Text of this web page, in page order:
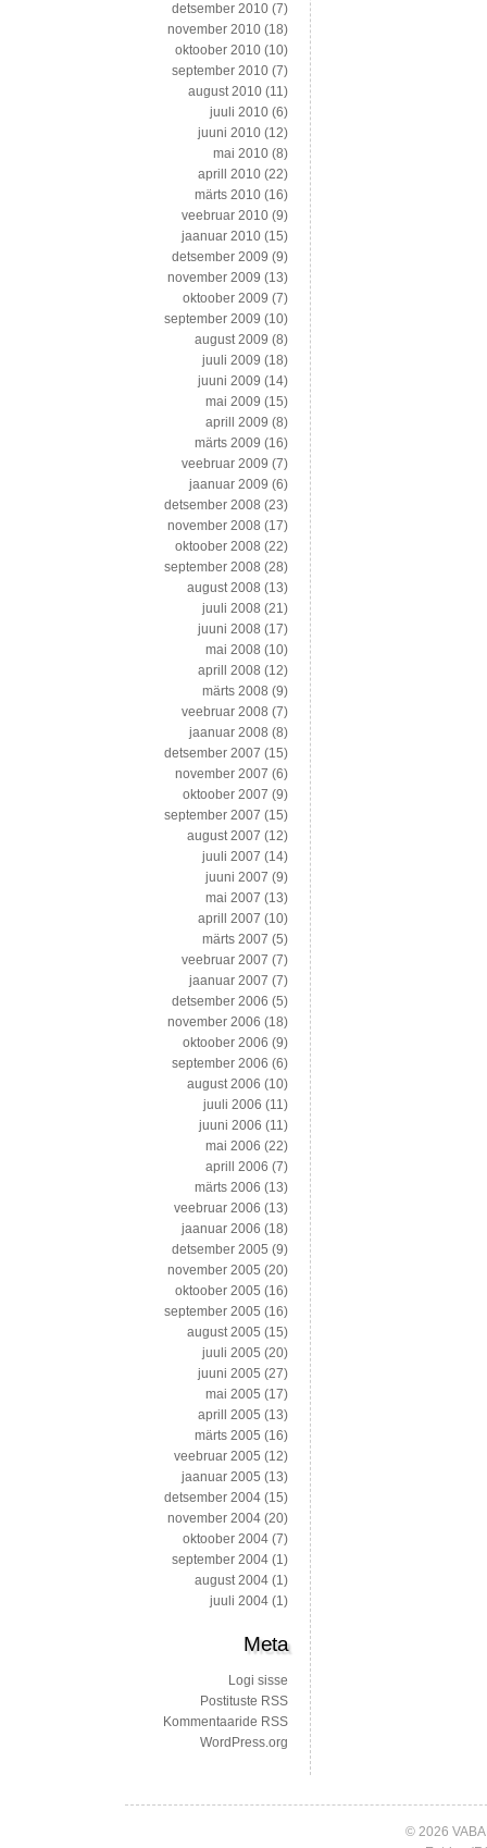
detsember 2010 (7)
november 2010 (18)
oktoober 2010 (10)
september 2010 (7)
august 2010 (11)
juuli 2010 (6)
juuni 2010 (12)
mai 2010 (8)
aprill 2010 (22)
märts 2010 (16)
veebruar 2010 (9)
jaanuar 2010 (15)
detsember 2009 (9)
november 2009 (13)
oktoober 2009 (7)
september 2009 (10)
august 2009 (8)
juuli 2009 (18)
juuni 2009 (14)
mai 2009 (15)
aprill 2009 (8)
märts 2009 (16)
veebruar 2009 (7)
jaanuar 2009 (6)
detsember 2008 (23)
november 2008 (17)
oktoober 2008 (22)
september 2008 (28)
august 2008 (13)
juuli 2008 (21)
juuni 2008 (17)
mai 2008 (10)
aprill 2008 (12)
märts 2008 (9)
veebruar 2008 (7)
jaanuar 2008 (8)
detsember 2007 (15)
november 2007 (6)
oktoober 2007 (9)
september 2007 (15)
august 2007 (12)
juuli 2007 (14)
juuni 2007 (9)
mai 2007 (13)
aprill 2007 (10)
märts 2007 (5)
veebruar 2007 (7)
jaanuar 2007 (7)
detsember 2006 (5)
november 2006 (18)
oktoober 2006 (9)
september 2006 (6)
august 2006 (10)
juuli 2006 (11)
juuni 2006 (11)
mai 2006 (22)
aprill 2006 (7)
märts 2006 (13)
veebruar 2006 (13)
jaanuar 2006 (18)
detsember 2005 (9)
november 2005 (20)
oktoober 2005 (16)
september 2005 (16)
august 2005 (15)
juuli 2005 (20)
juuni 2005 (27)
mai 2005 (17)
aprill 2005 (13)
märts 2005 (16)
veebruar 2005 (12)
jaanuar 2005 (13)
detsember 2004 (15)
november 2004 (20)
oktoober 2004 (7)
september 2004 (1)
august 2004 (1)
juuli 2004 (1)
Meta
Logi sisse
Postituste RSS
Kommentaaride RSS
WordPress.org
© 2026